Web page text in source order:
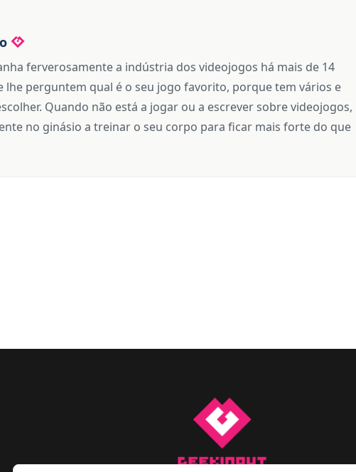
ferverosamente a indústria dos videojogos há mais de 14
lhe perguntem qual é o seu jogo favorito, porque tem vários e
Quando não está a jogar ou a escrever sobre videojogos,
no ginásio a treinar o seu corpo para ficar mais forte do que